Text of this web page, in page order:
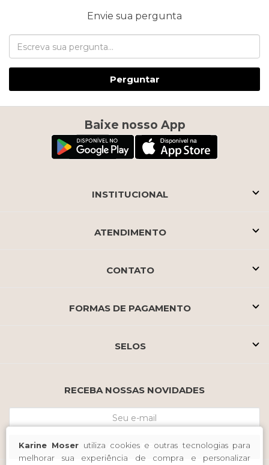
Karine Moser utiliza cookies e outras tecnologias para
melhorar sua experiência de compra e personalizar
Envie sua pergunta
Perguntar
Baixe nosso App
INSTITUCIONAL
ATENDIMENTO
CONTATO
FORMAS DE PAGAMENTO
SELOS
RECEBA NOSSAS NOVIDADES
CADASTRE-SE